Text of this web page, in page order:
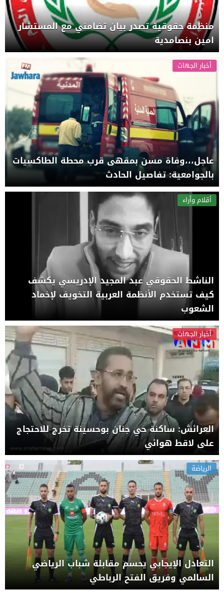
منظمة حقوقية تصدر بيان تضامني مع المستشار
امين بنصامدية
أخبار الجهات
عاجل،،،وفاة مسن بمقهى قرب محطة الطاكسيات
بالجوامعية: تفاصيل الحادث
أقلام وأراء
الناشط الحقوقي عبد المجيد الإدريسي يكشف
كيف تستخدم الأنظمة العربية التخويف لإخماد
الشعوب
أخبار الجهات
العرائش: ساكنة حي جنان بوحسينة تخرج للاحتجاج
على لاقط هوائي
الرياضة
التعادل الإيجابي يحسم مقابلة شباب الرياضي
السالمي وفريق الفتح الرباطي